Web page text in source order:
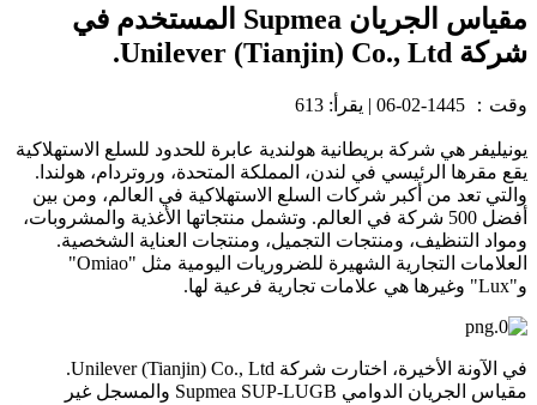
مقياس الجريان Supmea المستخدم في
شركة Unilever (Tianjin) Co., Ltd.
وقت： 1445-02-06
| يقرأ: 613
يونيليفر هي شركة بريطانية هولندية عابرة للحدود للسلع الاستهلاكية
يقع مقرها الرئيسي في لندن، المملكة المتحدة، وروتردام، هولندا.
والتي تعد من أكبر شركات السلع الاستهلاكية في العالم، ومن بين
أفضل 500 شركة في العالم. وتشمل منتجاتها الأغذية والمشروبات،
ومواد التنظيف، ومنتجات التجميل، ومنتجات العناية الشخصية.
العلامات التجارية الشهيرة للضروريات اليومية مثل "Omiao"
و"Lux" وغيرها هي علامات تجارية فرعية لها.
في الآونة الأخيرة، اختارت شركة Unilever (Tianjin) Co., Ltd.
مقياس الجريان الدوامي Supmea SUP-LUGB والمسجل غير